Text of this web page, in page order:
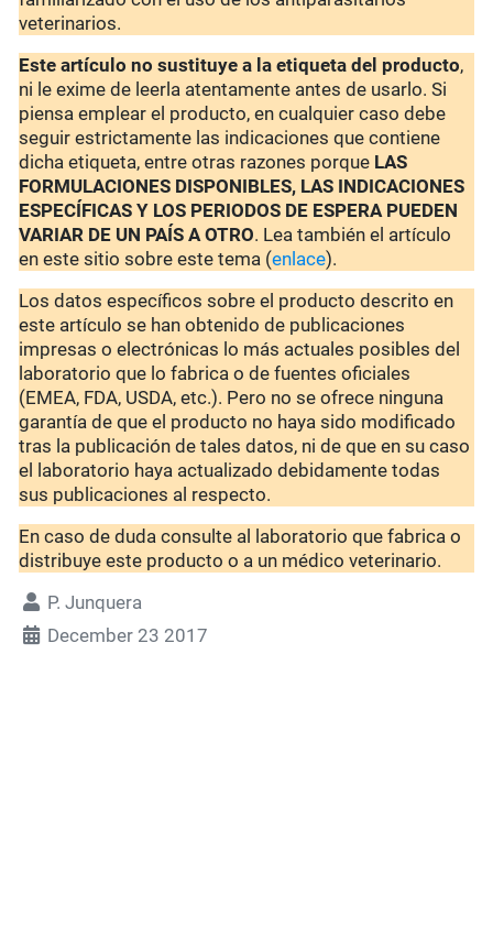
veterinarios.
Este artículo no sustituye a la etiqueta del producto,
ni le exime de leerla atentamente antes de usarlo. Si
piensa emplear el producto, en cualquier caso debe
seguir estrictamente las indicaciones que contiene
dicha etiqueta, entre otras razones porque LAS
FORMULACIONES DISPONIBLES, LAS INDICACIONES
ESPECÍFICAS Y LOS PERIODOS DE ESPERA PUEDEN
VARIAR DE UN PAÍS A OTRO. Lea también el artículo
en este sitio sobre este tema (enlace).
Los datos específicos sobre el producto descrito en
este artículo se han obtenido de publicaciones
impresas o electrónicas lo más actuales posibles del
laboratorio que lo fabrica o de fuentes oficiales
(EMEA, FDA, USDA, etc.). Pero no se ofrece ninguna
garantía de que el producto no haya sido modificado
tras la publicación de tales datos, ni de que en su caso
el laboratorio haya actualizado debidamente todas
sus publicaciones al respecto.
En caso de duda consulte al laboratorio que fabrica o
distribuye este producto o a un médico veterinario.
P. Junquera
December 23 2017